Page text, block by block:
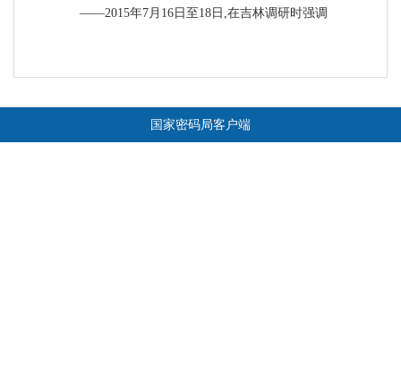
——2015年7月16日至18日,在吉林调研时强调
国家密码局客户端